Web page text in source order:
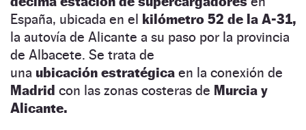
España, ubicada en el kilómetro 52 de la A-31,
la autovía de Alicante a su paso por la provincia
de Albacete. Se trata de
una ubicación estratégica en la conexión de
Madrid con las zonas costeras de Murcia y
Alicante.